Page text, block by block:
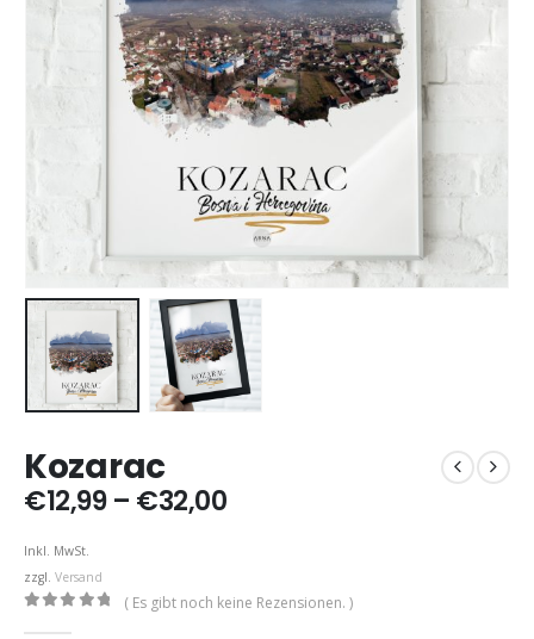
Kozarac
€12,99 – €32,00Preisspanne:
Inkl. MwSt.
zzgl. Versand
( Es gibt noch keine Rezensionen. )